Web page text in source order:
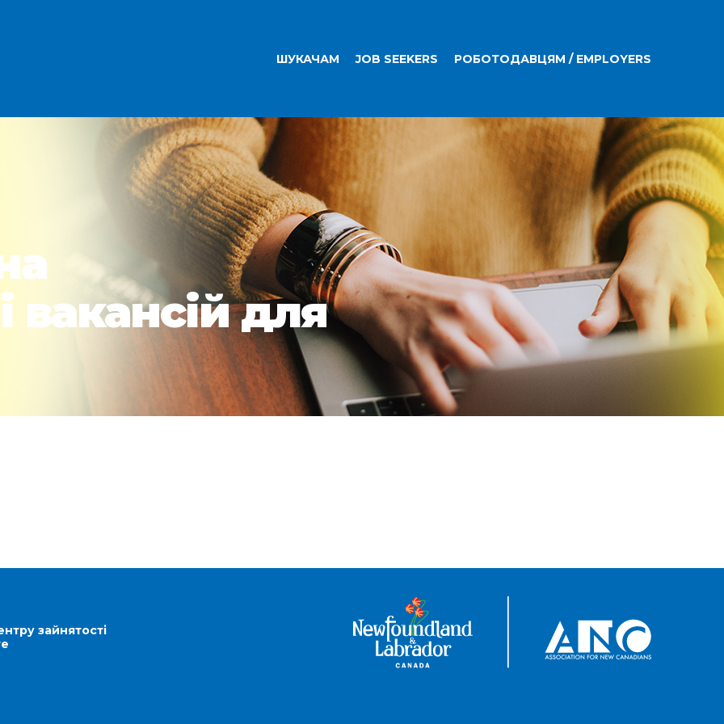
ШУКАЧАМ JOB SEEKERS РОБОТОДАВЦЯМ / EMPLOYERS
вакансій для
зайнятості